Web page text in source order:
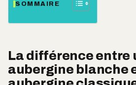
SOMMAIRE
La différence entre
aubergine blanche